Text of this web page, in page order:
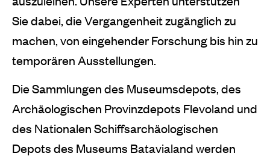
Sie dabei, die Vergangenheit zugänglich zu
machen, von eingehender Forschung bis hin zu
temporären Ausstellungen.
Die Sammlungen des Museumsdepots, des
Archäologischen Provinzdepots Flevoland und
des Nationalen Schiffsarchäologischen
Depots des Museums Batavialand werden